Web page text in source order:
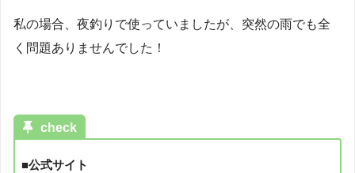
私の場合、夜釣りで使っていましたが、突然の雨でも全
く問題ありませんでした！
check
■公式サイト